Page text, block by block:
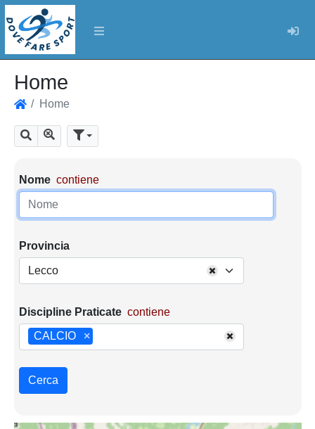
Home
Home
Cerca Mostra tutti i risultati
Parametri di ricerca
Nome contiene
Provincia
Lecco
Discipline Praticate contiene
×
CALCIO
Cerca